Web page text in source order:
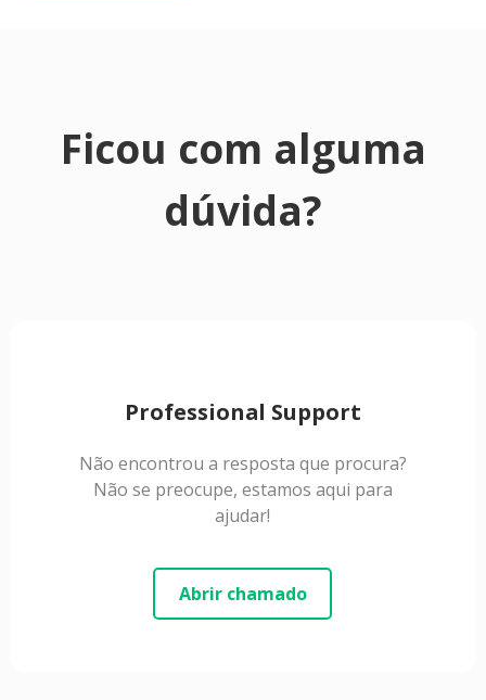
Ficou com alguma
dúvida?
Professional Support
Não encontrou a resposta que procura?
Não se preocupe, estamos aqui para
ajudar!
Abrir chamado